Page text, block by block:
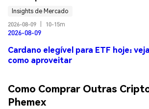
Insights de Mercado
2026-08-09
10-15m
2026-08-09
Cardano elegível para ETF hoje:
como aproveitar
Como Comprar Outras
Phemex